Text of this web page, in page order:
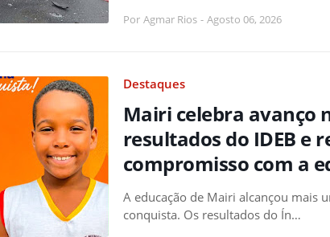
Por Agmar Rios - Agosto 06, 2026
Destaques
Mairi celebra avanço
resultados do IDEB e
compromisso com a
A educação de Mairi alcançou mais
conquista. Os resultados do Ín…